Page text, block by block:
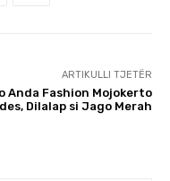
ARTIKULLI TJETËR
Anda Fashion Mojokerto
Dilalap si Jago Merah